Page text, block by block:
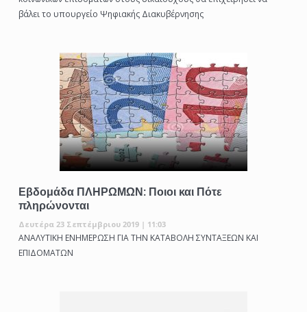
βάλει το υπουργείο Ψηφιακής Διακυβέρνησης
Εβδομάδα ΠΛΗΡΩΜΩΝ: Ποιοι και Πότε
πληρώνονται
Δευτέρα 23 Σεπτέμβριου 2019 | 11:03
ΑΝΑΛΥΤΙΚΗ ΕΝΗΜΕΡΩΣΗ ΓΙΑ ΤΗΝ ΚΑΤΑΒΟΛΗ ΣΥΝΤΑΞΕΩΝ ΚΑΙ
ΕΠΙΔΟΜΑΤΩΝ